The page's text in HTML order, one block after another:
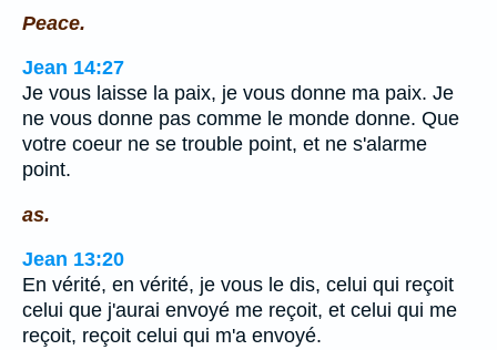
Peace.
Jean 14:27
Je vous laisse la paix, je vous donne ma paix. Je
ne vous donne pas comme le monde donne. Que
votre coeur ne se trouble point, et ne s'alarme
point.
as.
Jean 13:20
En vérité, en vérité, je vous le dis, celui qui reçoit
celui que j'aurai envoyé me reçoit, et celui qui me
reçoit, reçoit celui qui m'a envoyé.